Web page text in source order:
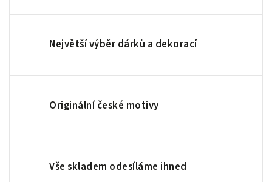
Největší výběr dárků a dekorací
Originální české motivy
Vše skladem odesíláme ihned